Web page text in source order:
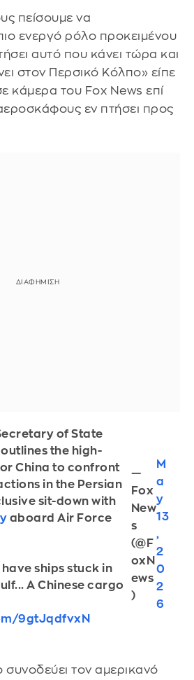
πείσουμε να
ενεργό ρόλο προκειμένου
αυτό που κάνει τώρα και
στον Περσικό Κόλπο» είπε
κάμερα του Fox News επί
εν πτήσει προς
of State
the high-
China to confront
in the Persian
sit-down with
aboard Air Force
have ships stuck in
A Chinese cargo
9gtJqdfvxN
—
Fox
New
s
(@F
oxN
ews
)
M
a
y
13
,
2
0
2
6
τον αμερικανό